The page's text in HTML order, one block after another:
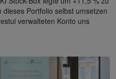
Portfolio selbst umsetzen
verwalteten Konto uns